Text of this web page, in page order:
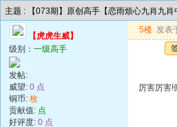
主题 : 【073期】原创高手【恋雨烦心九肖九
【虎虎生威】
级别： 一级高手
发帖:
威望: 0 点
铜币: 枚
贡献值: 点
好评度: 0 点
5楼 发表
厉害厉害!